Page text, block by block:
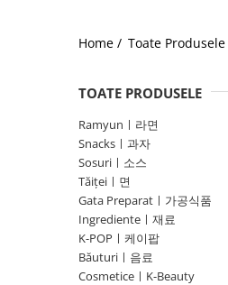
Home / Toate Produsele
TOATE PRODUSELE
Ramyunㅣ라면
Snacksㅣ과자
Sosuriㅣ소스
Tăițeiㅣ면
Gata Preparatㅣ가공식품
Ingredienteㅣ재료
K-POPㅣ케이팝
Băuturiㅣ음료
CosmeticeㅣK-Beauty